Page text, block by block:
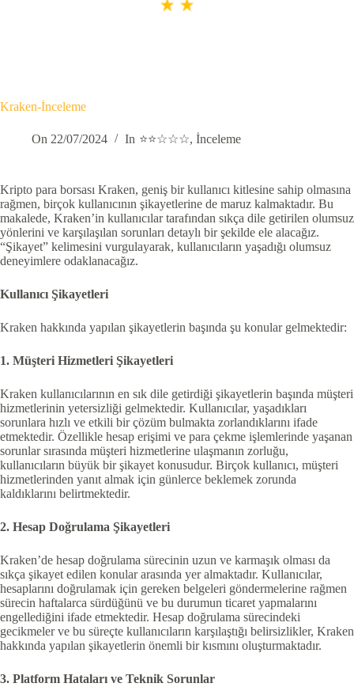
Kraken-İnceleme
On 22/07/2024 In ⭐⭐☆☆☆, İnceleme
Kripto para borsası Kraken, geniş bir kullanıcı kitlesine sahip olmasına
rağmen, birçok kullanıcının şikayetlerine de maruz kalmaktadır. Bu
makalede, Kraken’in kullanıcılar tarafından sıkça dile getirilen olumsuz
yönlerini ve karşılaşılan sorunları detaylı bir şekilde ele alacağız.
“Şikayet” kelimesini vurgulayarak, kullanıcıların yaşadığı olumsuz
deneyimlere odaklanacağız.
Kullanıcı Şikayetleri
Kraken hakkında yapılan şikayetlerin başında şu konular gelmektedir:
1. Müşteri Hizmetleri Şikayetleri
Kraken kullanıcılarının en sık dile getirdiği şikayetlerin başında müşteri
hizmetlerinin yetersizliği gelmektedir. Kullanıcılar, yaşadıkları
sorunlara hızlı ve etkili bir çözüm bulmakta zorlandıklarını ifade
etmektedir. Özellikle hesap erişimi ve para çekme işlemlerinde yaşanan
sorunlar sırasında müşteri hizmetlerine ulaşmanın zorluğu,
kullanıcıların büyük bir şikayet konusudur. Birçok kullanıcı, müşteri
hizmetlerinden yanıt almak için günlerce beklemek zorunda
kaldıklarını belirtmektedir.
2. Hesap Doğrulama Şikayetleri
Kraken’de hesap doğrulama sürecinin uzun ve karmaşık olması da
sıkça şikayet edilen konular arasında yer almaktadır. Kullanıcılar,
hesaplarını doğrulamak için gereken belgeleri göndermelerine rağmen
sürecin haftalarca sürdüğünü ve bu durumun ticaret yapmalarını
engellediğini ifade etmektedir. Hesap doğrulama sürecindeki
gecikmeler ve bu süreçte kullanıcıların karşılaştığı belirsizlikler, Kraken
hakkında yapılan şikayetlerin önemli bir kısmını oluşturmaktadır.
3. Platform Hataları ve Teknik Sorunlar